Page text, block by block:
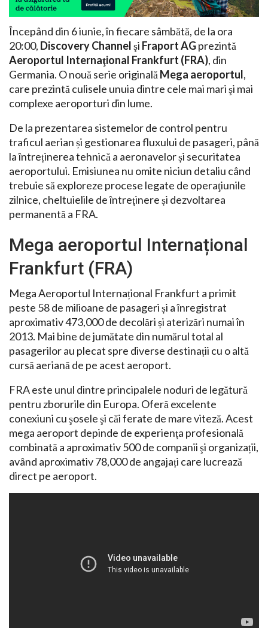
Începând din 6 iunie, în fiecare sâmbătă, de la ora
20:00, Discovery Channelşi Fraport AGprezintă
Aeroportul Internaţional Frankfurt (FRA), din
Germania. O nouă serie originală Mega aeroportul,
care prezintă culisele unuia dintre cele mai mari şi mai
complexe aeroporturi din lume.
De la prezentarea sistemelor de control pentru
traficul aerian și gestionarea fluxului de pasageri, până
la întreținerea tehnică a aeronavelor și securitatea
aeroportului. Emisiunea nu omite niciun detaliu când
trebuie să exploreze procese legate de operaţiunile
zilnice, cheltuielile de întreţinere și dezvoltarea
permanentă a FRA.
Mega aeroportul Internațional
Frankfurt (FRA)
Mega Aeroportul Internațional Frankfurt a primit
peste 58 de milioane de pasageri și a înregistrat
aproximativ 473,000 de decolări și aterizări numai în
2013. Mai bine de jumătate din numărul total al
pasagerilor au plecat spre diverse destinații cu o altă
cursă aeriană de pe acest aeroport.
FRA este unul dintre principalele noduri de legătură
pentru zborurile din Europa. Oferă excelente
conexiuni cu şosele şi căi ferate de mare viteză. Acest
mega aeroport depinde de experienţa profesională
combinată a aproximativ 500 de companii şi organizații,
având aproximativ 78,000 de angajați care lucrează
direct pe aeroport.